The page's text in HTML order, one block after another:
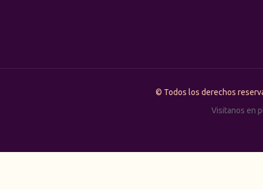
© Todos los derechos
Visitanos en